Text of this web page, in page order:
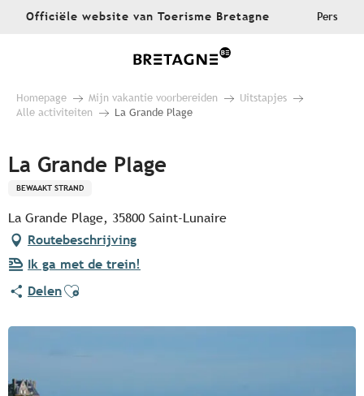
AllerOfficiële website van Toerisme Bretagne Pers
Homepage Mijn vakantie voorbereiden
Uitstapjes
Alle activiteiten
La Grande Plage
La Grande Plage
BEWAAKT STRAND
La Grande Plage, 35800 Saint-Lunaire
Routebeschrijving
Ik ga met de trein!
DelenAjouter aux favoris